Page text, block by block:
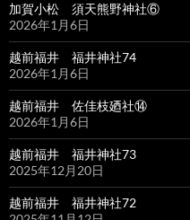
加賀小松 須天熊野神社⑥
2026年1月6日
越前福井 福井神社74
2026年1月6日
越前福井 佐佳枝廼社⑭
2026年1月6日
越前福井 福井神社73
2025年12月20日
越前福井 福井神社72